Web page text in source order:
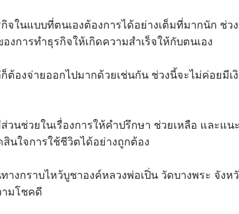
จในแบบที่ตนเองต้องการได้อย่างเต็มที่มากนัก ช่ว
งการทำธุรกิจให้เกิดความสำเร็จให้กับตนเอง
ต้องจ่ายออกไปมากด้วยเช่นกัน ช่วงนี้จะไม่ค่อยมีเ
วนช่วยในเรื่องการให้คำปรึกษา ช่วยเหลือ และแน
นใจการใช้ชีวิตได้อย่างถูกต้อง
างกราบไหว้บูชาองค์หลวงพ่อเปิ่น วัดบางพระ จังห
มโชคดี